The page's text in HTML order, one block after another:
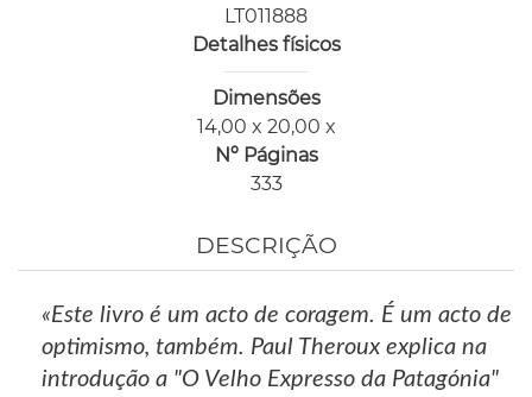
LT011888
Detalhes físicos
Dimensões
14,00 x 20,00 x
Nº Páginas
333
DESCRIÇÃO
«Este livro é um acto de coragem. É um acto de
optimismo, também. Paul Theroux explica na
introdução a "O Velho Expresso da Patagónia"